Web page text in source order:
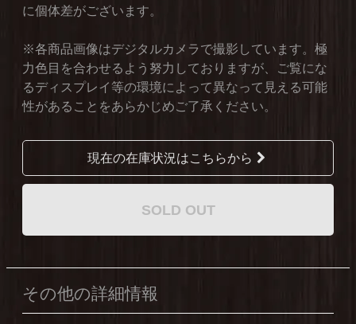
に個体差がございます。
※各商品画像はデジタルカメラで撮影しています。極
力色目を合わせるよう努力しておりますが、ご覧にな
るディスプレイ等の環境によって異なって見える可能
性があることをあらかじめご了承ください。
現在の在庫状況はこちらから
SOLD OUT
その他の詳細情報